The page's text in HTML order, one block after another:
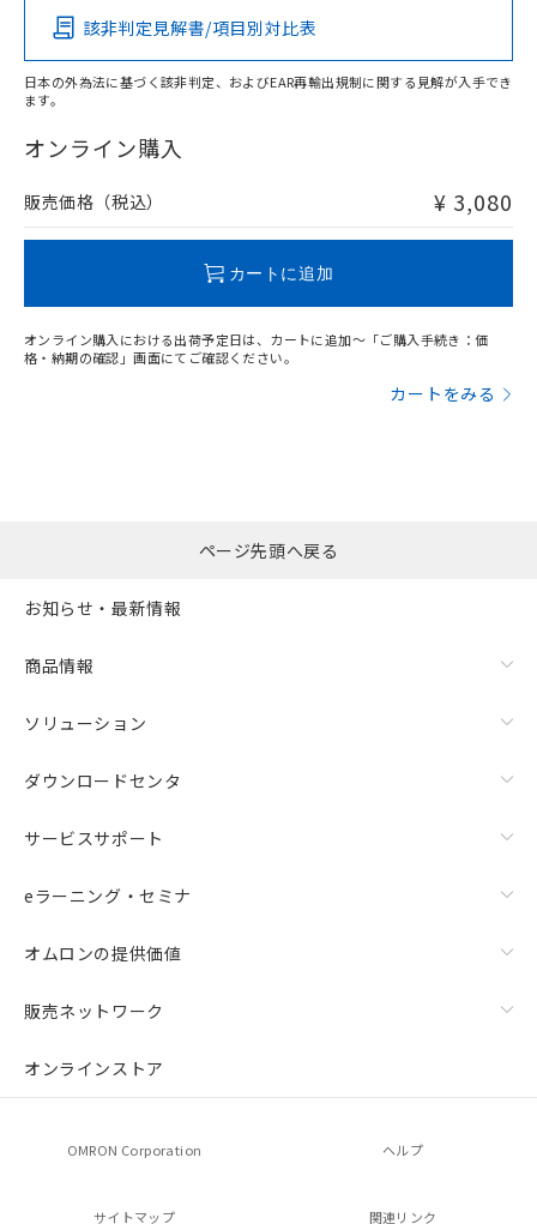
O
在庫等で未対応品が混在する可能性があります。
問い合わせください。
該非判定見解書/項目別対比表
日本の外為法に基づく該非判定、およびEAR再輸出規制に関する見解が入手でき
ます。
オンライン購入
販売価格（税込） ¥ 3,080
カートに追加
オンライン購入における出荷予定日は、カートに追加～「ご購入手続き：価
格・納期の確認」画面にてご確認ください。
カートをみる
ページ先頭へ戻る
お知らせ・最新情報
商品情報
ソリューション
ダウンロードセンタ
サービスサポート
eラーニング・セミナ
オムロンの提供価値
販売ネットワーク
オンラインストア
OMRON Corporation ヘルプ
サイトマップ 関連リンク